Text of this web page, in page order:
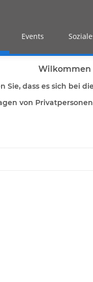
Events
Wilkommen
Sie, dass es sich bei
von